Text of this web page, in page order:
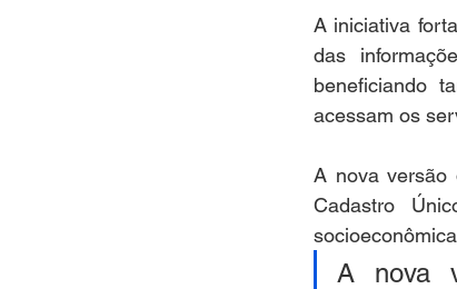
A iniciativa
das
beneficiando
acessam os
A nova versão
Cadastro
A nova